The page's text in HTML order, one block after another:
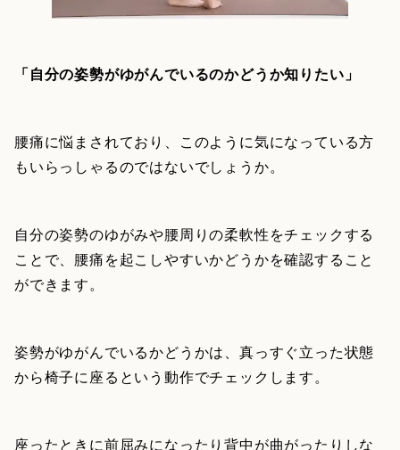
「自分の姿勢がゆがんでいるのかどうか知りたい」
腰痛に悩まされており、このように気になっている方
もいらっしゃるのではないでしょうか。
自分の姿勢のゆがみや腰周りの柔軟性をチェックする
ことで、腰痛を起こしやすいかどうかを確認すること
ができます。
姿勢がゆがんでいるかどうかは、真っすぐ立った状態
から椅子に座るという動作でチェックします。
座ったときに前屈みになったり背中が曲がったりしな